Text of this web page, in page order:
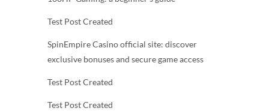
Test Post Created
SpinEmpire Casino official site: discover
exclusive bonuses and secure game access
Test Post Created
Test Post Created